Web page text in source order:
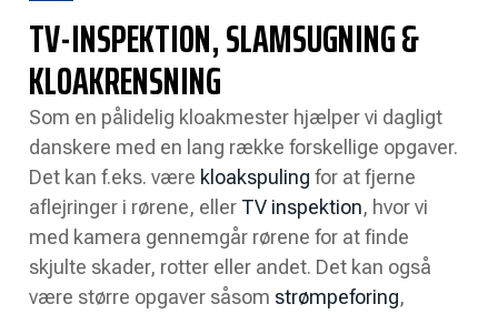
TV-INSPEKTION, SLAMSUGNING &
KLOAKRENSNING
Som en pålidelig kloakmester hjælper vi dagligt
danskere med en lang række forskellige opgaver.
Det kan f.eks. være kloakspuling for at fjerne
aflejringer i rørene, eller TV inspektion, hvor vi
med kamera gennemgår rørene for at finde
skjulte skader, rotter eller andet. Det kan også
være større opgaver såsom strømpeforing,